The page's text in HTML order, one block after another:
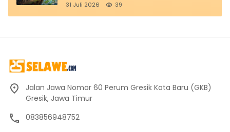
31 Juli 2026 39
Jalan Jawa Nomor 60 Perum Gresik Kota Baru (GKB)
Gresik, Jawa Timur
083856948752